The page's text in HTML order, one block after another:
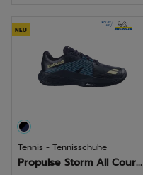
NEU
Tennis - Tennisschuhe
Propulse Storm All Cour...